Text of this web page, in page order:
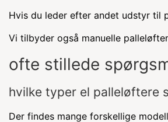
Hvis du leder efter andet udstyr til
Vi tilbyder også manuelle
ofte stillede
hvilke typer el palleløftere
Der findes mange forskellige